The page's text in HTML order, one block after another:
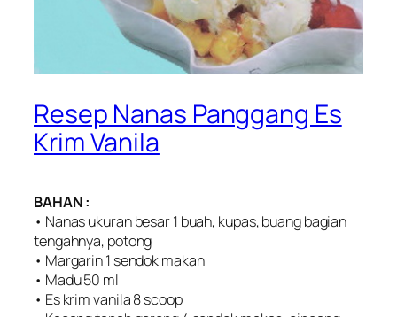
Resep Nanas Panggang Es
Krim Vanila
BAHAN :
• Nanas ukuran besar 1 buah, kupas, buang bagian
tengahnya, potong
• Margarin 1 sendok makan
• Madu 50 ml
• Es krim vanila 8 scoop